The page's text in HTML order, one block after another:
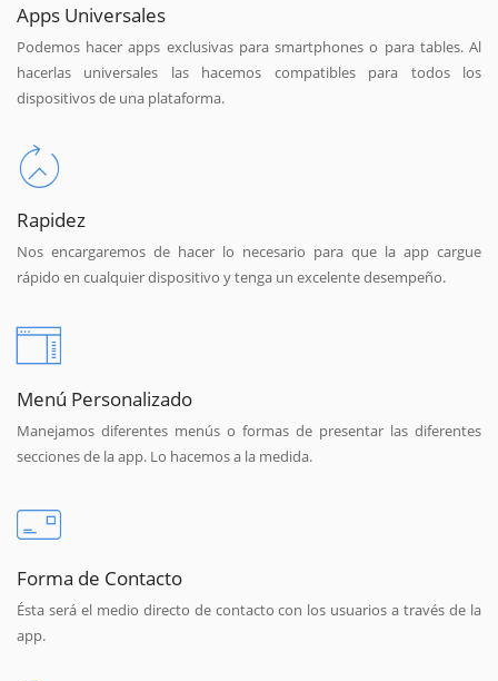
Apps Universales
Podemos hacer apps exclusivas para smartphones o para tables. Al
hacerlas universales las hacemos compatibles para todos los
dispositivos de una plataforma.
Rapidez
Nos encargaremos de hacer lo necesario para que la app cargue
rápido en cualquier dispositivo y tenga un excelente desempeño.
Menú Personalizado
Manejamos diferentes menús o formas de presentar las diferentes
secciones de la app. Lo hacemos a la medida.
Forma de Contacto
Ésta será el medio directo de contacto con los usuarios a través de la
app.